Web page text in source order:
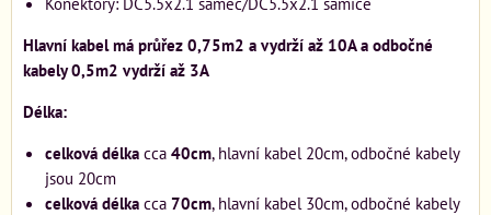
Hlavní kabel má průřez 0,75m2 a vydrží až 10A a odbočné
kabely 0,5m2 vydrží až 3A
Délka:
celková délka cca 40cm, hlavní kabel 20cm, odbočné kabely
jsou 20cm
celková délka cca 70cm, hlavní kabel 30cm, odbočné kabely